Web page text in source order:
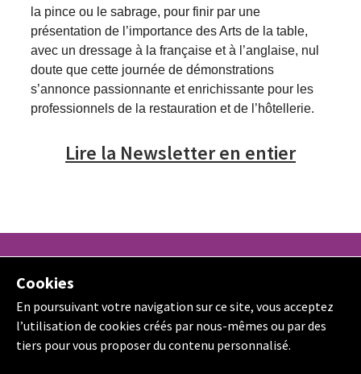
la pince ou le sabrage, pour finir par une
présentation de l’importance des Arts de la table,
avec un dressage à la française et à l’anglaise, nul
doute que cette journée de démonstrations
s’annonce passionnante et enrichissante pour les
professionnels de la restauration et de l’hôtellerie.
Lire la Newsletter en entier
NEWS
Cookies
En poursuivant votre navigation sur ce site, vous acceptez
l’utilisation de cookies créés par nous-mêmes ou par des
tiers pour vous proposer du contenu personnalisé.